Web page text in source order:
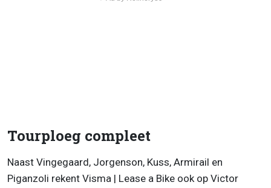
Tourploeg compleet
Naast Vingegaard, Jorgenson, Kuss, Armirail en
Piganzoli rekent Visma | Lease a Bike ook op Victor